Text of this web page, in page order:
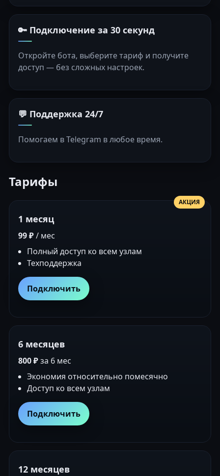
🔑 Подключение за 30 секунд
Откройте бота, выберите тариф и получите
доступ — без сложных настроек.
💬 Поддержка 24/7
Помогаем в Telegram в любое время.
Тарифы
АКЦИЯ
1 месяц
99 ₽/ мес
Полный доступ ко всем узлам
Техподдержка
Подключить
6 месяцев
800 ₽за 6 мес
Экономия относительно помесячно
Доступ ко всем узлам
Подключить
12 месяцев